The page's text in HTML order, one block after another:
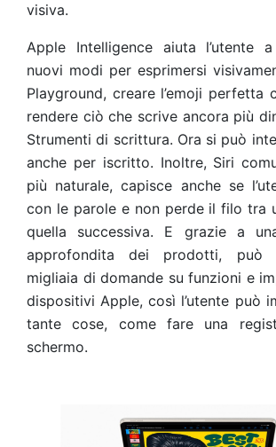
visiva.
Apple Intelligence aiuta l’utente
nuovi modi per esprimersi
Playground, creare l’emoji perfetta
rendere ciò che scrive ancora più
Strumenti di scrittura. Ora si può
anche per iscritto. Inoltre, Siri
più naturale, capisce anche se
con le parole e non perde il filo tra
quella successiva. E grazie a
approfondita dei prodotti, può
migliaia di domande su funzioni e
dispositivi Apple, così l’utente può
tante cose, come fare una
schermo.